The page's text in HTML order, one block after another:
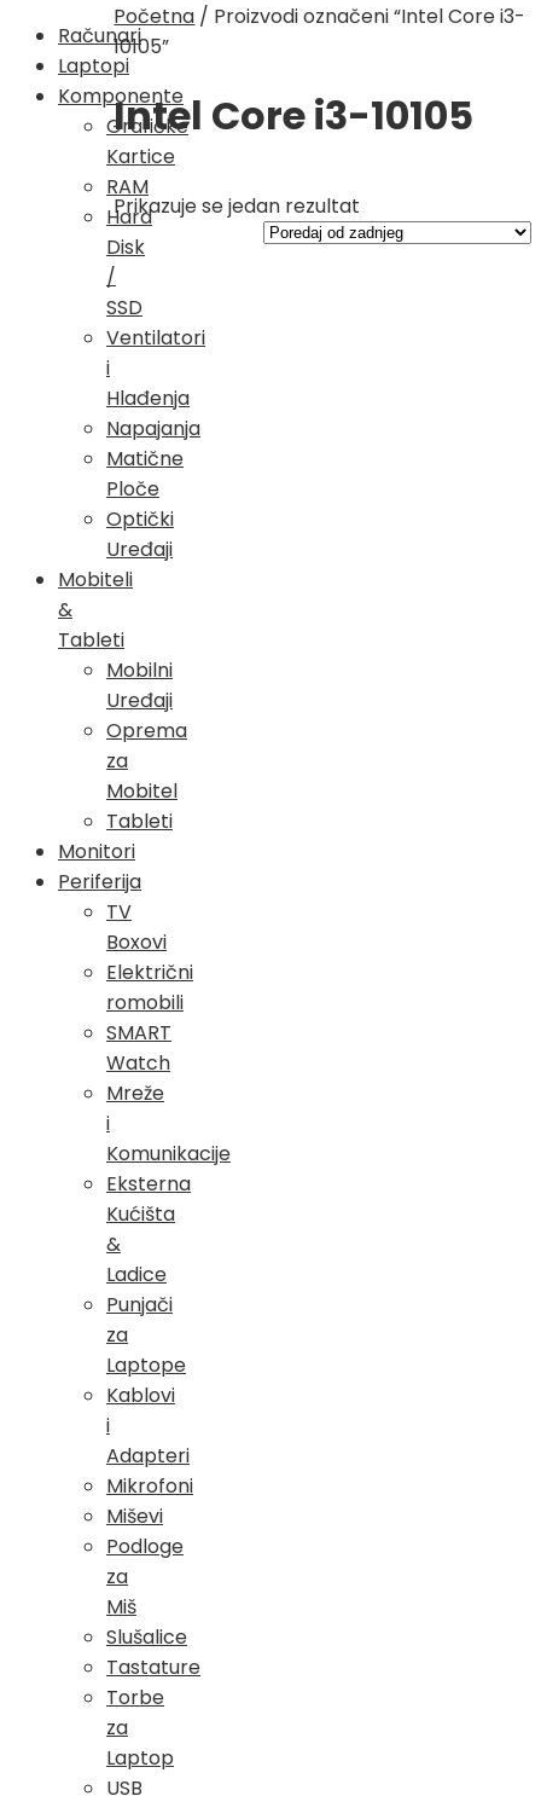
Računari
Laptopi
Komponente
Grafičke
Kartice
RAM
Hard
Disk
/
SSD
Ventilatori
i
Hlađenja
Napajanja
Matične
Ploče
Optički
Uređaji
Mobiteli
&
Tableti
Mobilni
Uređaji
Oprema
za
Mobitel
Tableti
Monitori
Periferija
TV
Boxovi
Električni
romobili
SMART
Watch
Mreže
i
Komunikacije
Eksterna
Kućišta
&
Ladice
Punjači
za
Laptope
Kablovi
i
Adapteri
Mikrofoni
Miševi
Podloge
za
Miš
Slušalice
Tastature
Torbe
za
Laptop
USB
Početna / Proizvodi označeni “Intel Core i3-
10105”
Intel Core i3-10105
Prikazuje se jedan rezultat